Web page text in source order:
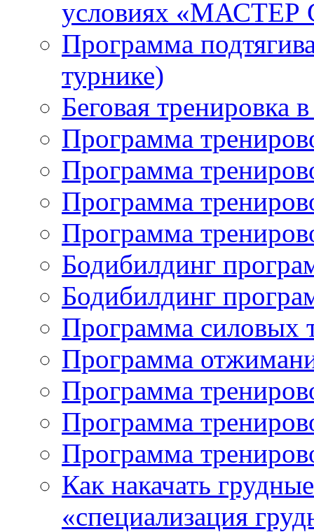
условиях
Программа
турнике)
Беговая тренировка
Программа
Программа
Программа
Программа
Бодибилдинг
Бодибилдинг
Программа силовых
Программа
Программа
Программа
Программа
Как накачать
«специализация